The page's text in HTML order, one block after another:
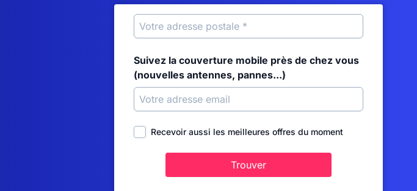
Suivez la couverture mobile près de chez vous
(nouvelles antennes, pannes...)
Recevoir aussi les meilleures offres du moment
Trouver